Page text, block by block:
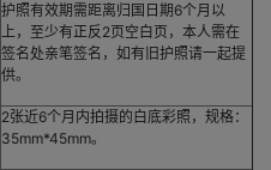
护照有效期需距离归国日期6个月以
上，至少有正反2页空白页，本人需在
签名处亲笔签名，如有旧护照请一起提
供。
2张近6个月内拍摄的白底彩照，规格：
35mm*45mm。